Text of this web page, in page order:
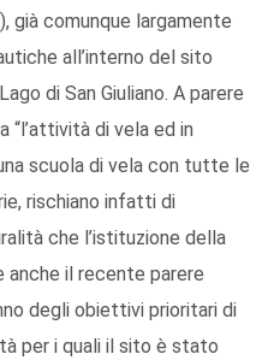
già comunque largamente
all’interno del sito
di San Giuliano. A parere
“l’attività di vela ed in
scuola di vela con tutte le
rischiano infatti di
che l’istituzione della
anche il recente parere
degli obiettivi prioritari di
per i quali il sito è stato